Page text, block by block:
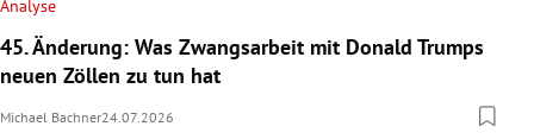
Analyse
45. Änderung: Was Zwangsarbeit mit Donald Trumps
neuen Zöllen zu tun hat
Michael Bachner24.07.2026